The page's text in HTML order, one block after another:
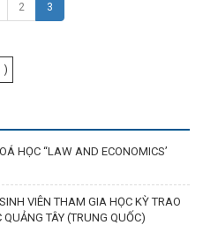
2 3
)
HỌC “LAW AND ECONOMICS’
VIÊN THAM GIA HỌC KỲ TRAO
TÂY (TRUNG QUỐC)